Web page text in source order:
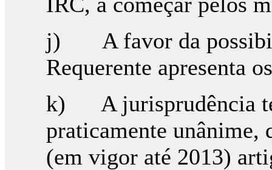
j) A favor da
Requerente apresenta
k) A jurisprudência
praticamente unânime,
(em vigor até 2013)